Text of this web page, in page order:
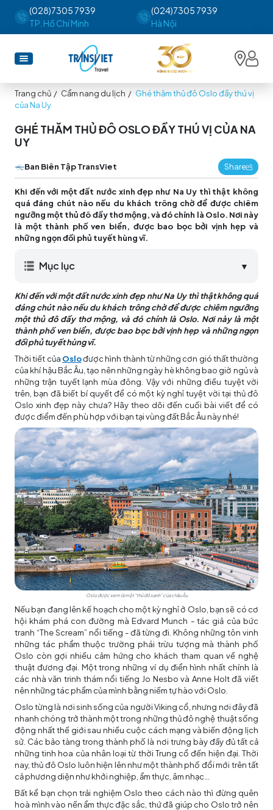
(028)7305 7939
TP. Hồ Chí Minh
(024)7305 7939
Hà Nội
Trang chủ / Cẩm nang du lịch / Ghé thăm thủ đô Oslo đầy thú vị
của Na Uy
GHÉ THĂM THỦ ĐÔ OSLO ĐẦY THÚ VỊ CỦA NA
UY
Ban Biên Tập TransViet Share
Khi đến với một đất nước xinh đẹp như Na Uy thì thật không
quá đáng chút nào nếu du khách trông chờ để được chiêm
ngưỡng một thủ đô đầy thơ mộng, và đó chính là Oslo. Nơi này
là một thành phố ven biển, được bao bọc bởi vịnh hẹp và
những ngọn đồi phủ tuyết hùng vĩ.
Mục lục ▼
Khi đến với một đất nước xinh đẹp như Na Uy thì thật không quá
đáng chút nào nếu du khách trông chờ để được chiêm ngưỡng
một thủ đô đầy thơ mộng, và đó chính là Oslo. Nơi này là một
thành phố ven biển, được bao bọc bởi vịnh hẹp và những ngọn
đồi phủ tuyết hùng vĩ.
Thời tiết của Oslođược hình thành từ những cơn gió thất thường
của khí hậu Bắc Âu, tạo nên những ngày hè không bao giờ ngủ và
những trận tuyết lạnh mùa đông. Vậy với những điều tuyệt vời
trên, bạn đã biết bí quyết để có một kỳ nghỉ tuyệt vời tại thủ đô
Oslo xinh đẹp này chưa? Hãy theo dõi đến cuối bài viết để có
được điểm đến phù hợp với bạn tại vùng đất Bắc Âu này nhé!
Oslo được xem là một “thủ đô xanh” của châu Âu
Nếu bạn đang lên kế hoạch cho một kỳ nghỉ ở Oslo, bạn sẽ có cơ
hội khám phá con đường mà Edvard Munch - tác giả của bức
tranh “The Scream” nổi tiếng - đã từng đi. Không những tôn vinh
những tác phẩm thuộc trường phái trừu tượng mà thành phố
Oslo còn gợi nhiều cảm hứng cho khách tham quan về nghệ
thuật đương đại. Một trong những ví dụ điển hình nhất chính là
các nhà văn trinh thám nổi tiếng Jo Nesbo và Anne Holt đã viết
nên những tác phẩm của mình bằng niềm tự hào với Oslo.
Oslo từng là nơi sinh sống của người Viking cổ, nhưng nơi đây đã
nhanh chóng trở thành một trong những thủ đô nghệ thuật sống
động nhất thế giới sau nhiều cuộc cách mạng và biến động lịch
sử. Các bảo tàng trong thành phố là nơi trưng bày đầy đủ tất cả
những tinh hoa của nhân loại từ thời Trung cổ đến hiện đại. Thời
nay, thủ đô Oslo luôn hiện lên như một thành phố đổi mới trên tất
cả phương diện như khởi nghiệp, ẩm thực, âm nhạc…
Bất kể bạn chọn trải nghiệm Oslo theo cách nào thì đừng quên
hoà mình vào nền ẩm thực đặc sắc, thứ đã giúp cho Oslo trở nên